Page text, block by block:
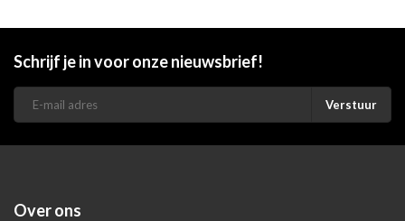
Schrijf je in voor onze nieuwsbrief!
Verstuur
Over ons